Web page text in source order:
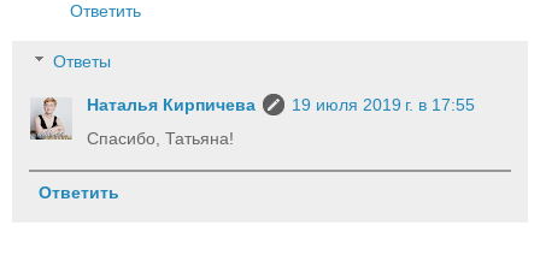
Ответить
Ответы
Наталья Кирпичева
19 июля 2019 г. в 17:55
Спасибо, Татьяна!
Ответить